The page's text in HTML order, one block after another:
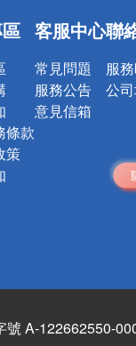
！請小心！
條款
策
客服中心
常見問題
服務公告
意見信箱
聯
服
公司
號 A-122662550-